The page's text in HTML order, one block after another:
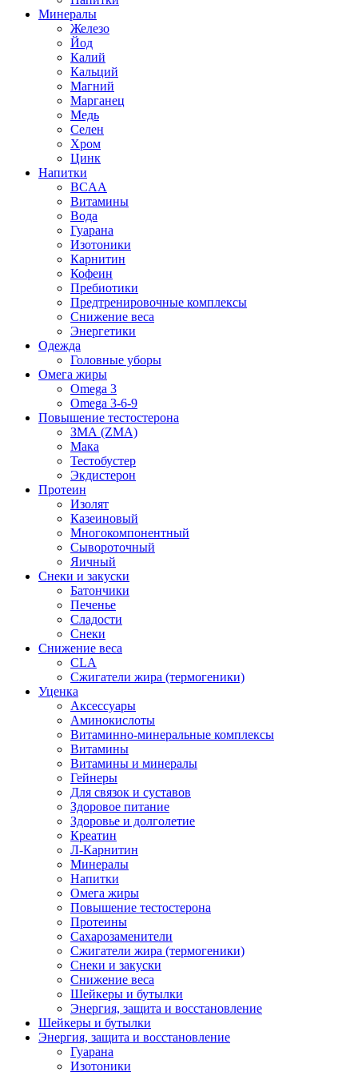
Минералы
Железо
Йод
Калий
Кальций
Магний
Марганец
Медь
Селен
Хром
Цинк
Напитки
BCAA
Витамины
Вода
Гуарана
Изотоники
Карнитин
Кофеин
Пребиотики
Предтренировочные комплексы
Снижение веса
Энергетики
Одежда
Головные уборы
Омега жиры
Omega 3
Omega 3-6-9
Повышение тестостерона
ЗМА (ZMA)
Мака
Тестобустер
Экдистерон
Протеин
Изолят
Казеиновый
Многокомпонентный
Сывороточный
Яичный
Снеки и закуски
Батончики
Печенье
Сладости
Снеки
Снижение веса
CLA
Сжигатели жира (термогеники)
Уценка
Аксессуары
Аминокислоты
Витаминно-минеральные комплексы
Витамины
Витамины и минералы
Гейнеры
Для связок и суставов
Здоровое питание
Здоровье и долголетие
Креатин
Л-Карнитин
Минералы
Напитки
Омега жиры
Повышение тестостерона
Протеины
Сахарозаменители
Сжигатели жира (термогеники)
Снеки и закуски
Снижение веса
Шейкеры и бутылки
Энергия, защита и восстановление
Шейкеры и бутылки
Энергия, защита и восстановление
Гуарана
Изотоники